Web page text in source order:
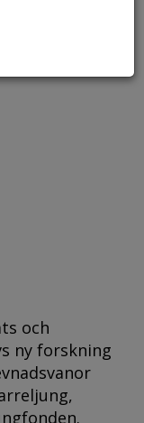
och
ny forskning